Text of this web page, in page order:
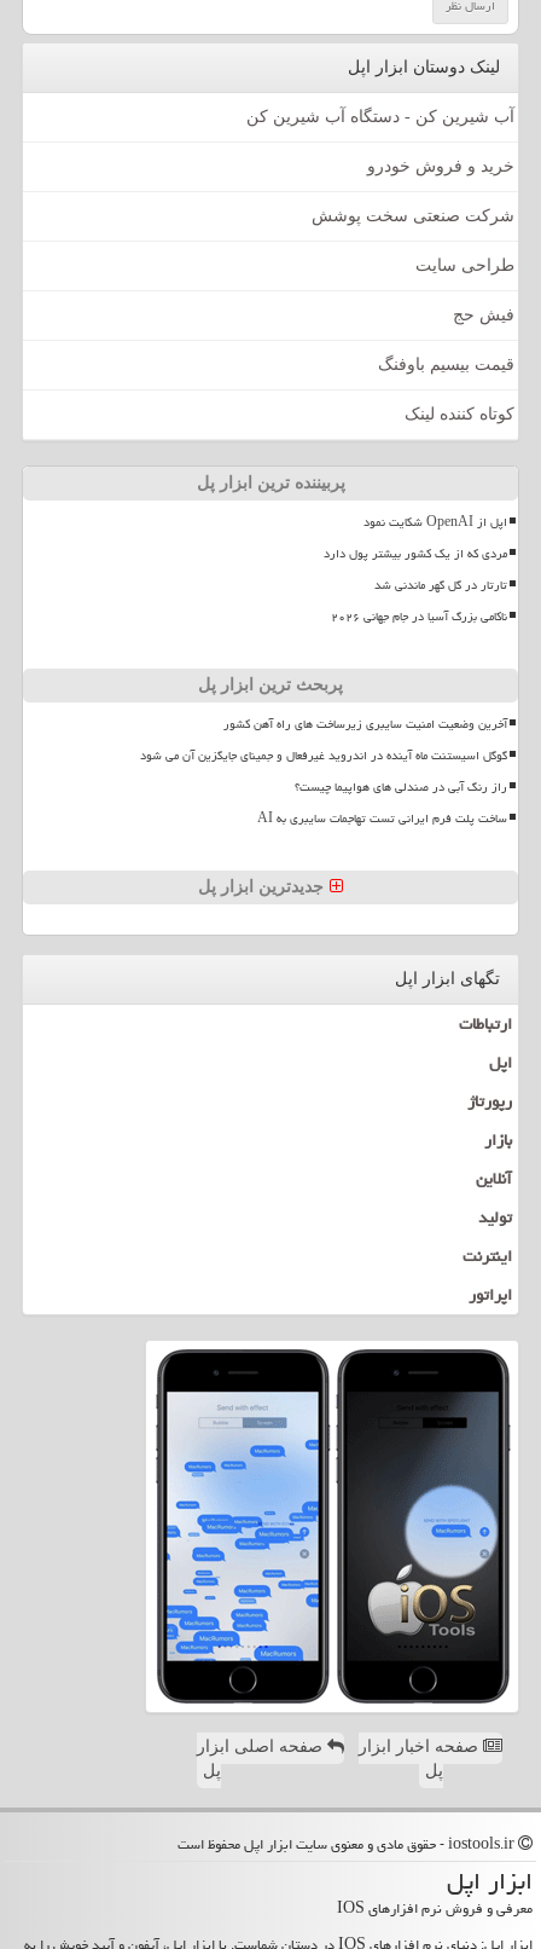
لینک دوستان ابزار اپل
آب شیرین کن - دستگاه آب شیرین کن
خرید و فروش خودرو
شرکت صنعتی سخت پوشش
طراحی سایت
فیش حج
قیمت بیسیم باوفنگ
کوتاه کننده لینک
پربیننده ترین ابزار پل
اپل از OpenAI شکایت نمود
مردی که از یک کشور بیشتر پول دارد
تارتار در گل گهر ماندنی شد
ناکامی بزرگ آسیا در جام جهانی ۲۰۲۶
پربحث ترین ابزار پل
آخرین وضعیت امنیت سایبری زیرساخت های راه آهن کشور
گوگل اسیستنت ماه آینده در اندروید غیرفعال و جمینای جایگزین آن می شود
راز رنگ آبی در صندلی های هواپیما چیست؟
ساخت پلت فرم ایرانی تست تهاجمات سایبری به AI
جدیدترین ابزار پل
تگهای ابزار اپل
ارتباطات
اپل
رپورتاژ
بازار
آنلاین
تولید
اینترنت
اپراتور
صفحه اخبار ابزار
پل
صفحه اصلی ابزار
پل
ابزار اپل
معرفی و فروش نرم افزارهای IOS